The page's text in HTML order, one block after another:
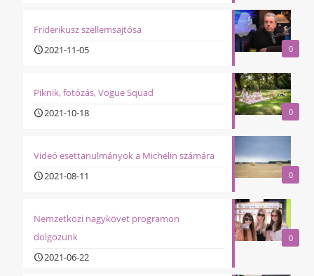
0
Friderikusz szellemsajtósa
2021-11-05
0
Piknik, fotózás, Vogue Squad
2021-10-18
0
Videó esettanulmányok a Michelin számára
2021-08-11
0
Nemzetközi nagykövet programon
dolgozunk
2021-06-22